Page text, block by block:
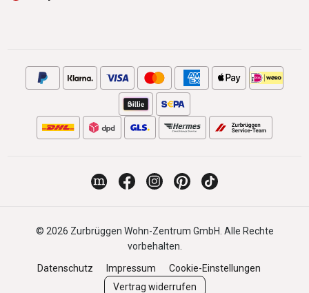
© 2026 Zurbrüggen Wohn-Zentrum GmbH. Alle Rechte
vorbehalten.
Datenschutz
Impressum
Cookie-Einstellungen
Vertrag widerrufen